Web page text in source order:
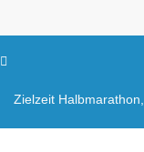
Zielzeit